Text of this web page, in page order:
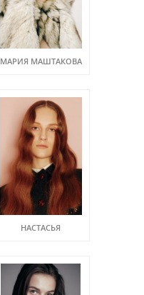
МАРИЯ МАШТАКОВА
НАСТАСЬЯ